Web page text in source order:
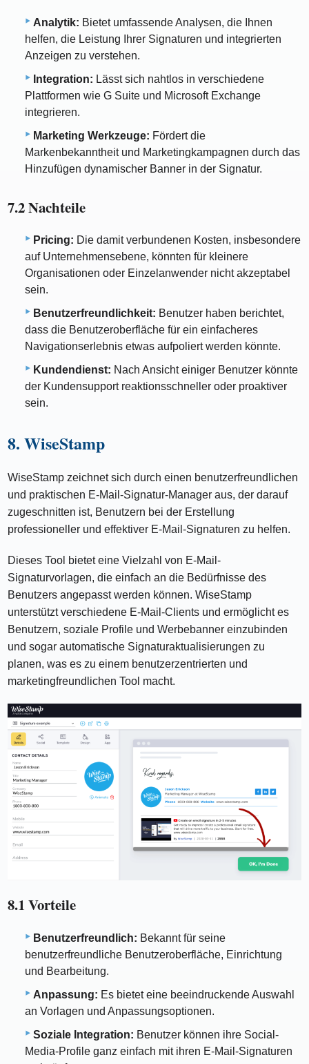
Analytik: Bietet umfassende Analysen, die Ihnen
helfen, die Leistung Ihrer Signaturen und integrierten
Anzeigen zu verstehen.
Integration: Lässt sich nahtlos in verschiedene
Plattformen wie G Suite und Microsoft Exchange
integrieren.
Marketing Werkzeuge: Fördert die
Markenbekanntheit und Marketingkampagnen durch das
Hinzufügen dynamischer Banner in der Signatur.
7.2 Nachteile
Pricing: Die damit verbundenen Kosten, insbesondere
auf Unternehmensebene, könnten für kleinere
Organisationen oder Einzelanwender nicht akzeptabel
sein.
Benutzerfreundlichkeit: Benutzer haben berichtet,
dass die Benutzeroberfläche für ein einfacheres
Navigationserlebnis etwas aufpoliert werden könnte.
Kundendienst: Nach Ansicht einiger Benutzer könnte
der Kundensupport reaktionsschneller oder proaktiver
sein.
8. WiseStamp
WiseStamp zeichnet sich durch einen benutzerfreundlichen
und praktischen E-Mail-Signatur-Manager aus, der darauf
zugeschnitten ist, Benutzern bei der Erstellung
professioneller und effektiver E-Mail-Signaturen zu helfen.
Dieses Tool bietet eine Vielzahl von E-Mail-
Signaturvorlagen, die einfach an die Bedürfnisse des
Benutzers angepasst werden können. WiseStamp
unterstützt verschiedene E-Mail-Clients und ermöglicht es
Benutzern, soziale Profile und Werbebanner einzubinden
und sogar automatische Signaturaktualisierungen zu
planen, was es zu einem benutzerzentrierten und
marketingfreundlichen Tool macht.
8.1 Vorteile
Benutzerfreundlich: Bekannt für seine
benutzerfreundliche Benutzeroberfläche, Einrichtung
und Bearbeitung.
Anpassung: Es bietet eine beeindruckende Auswahl
an Vorlagen und Anpassungsoptionen.
Soziale Integration: Benutzer können ihre Social-
Media-Profile ganz einfach mit ihren E-Mail-Signaturen